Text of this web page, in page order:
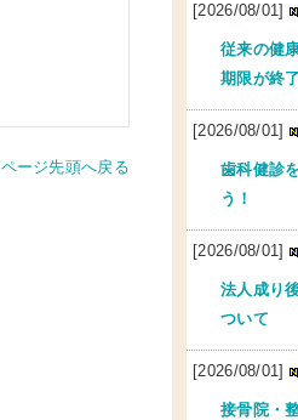
ページ先頭へ戻る
[2026/08/01]
従来の健
期限が終
[2026/08/01]
歯科健診
う！
[2026/08/01]
法人成り
ついて
[2026/08/01]
接骨院・